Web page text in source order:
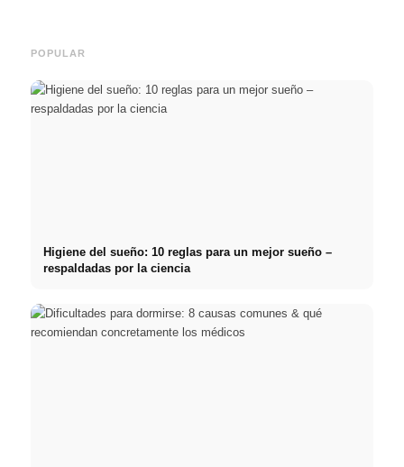
POPULAR
Higiene del sueño: 10 reglas para un mejor sueño –
respaldadas por la ciencia